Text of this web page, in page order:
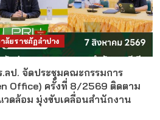
ลัยราชภัฏลำปาง
ลป. จัดประชุมคณะกรรมการ
Office) ครั้งที่ 8/2569 ติดตาม
วดล้อม มุ่งขับเคลื่อนสำนักงาน